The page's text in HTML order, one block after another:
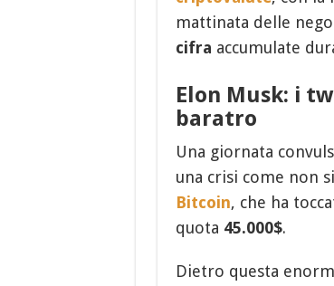
mattinata delle
cifra accumulate
Elon Musk: i
baratro
Una giornata
una crisi come non
Bitcoin, che ha
quota 45.000$.
Dietro questa